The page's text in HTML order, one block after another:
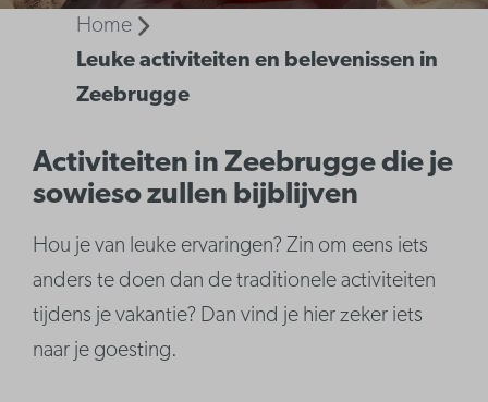
Home
Leuke activiteiten en belevenissen in
Zeebrugge
Activiteiten in Zeebrugge die je
sowieso zullen bijblijven
Hou je van leuke ervaringen? Zin om eens iets
anders te doen dan de traditionele activiteiten
tijdens je vakantie? Dan vind je hier zeker iets
naar je goesting.